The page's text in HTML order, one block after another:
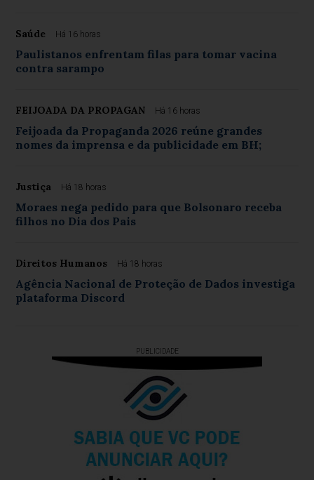
Saúde Há 16 horas
Paulistanos enfrentam filas para tomar vacina
contra sarampo
FEIJOADA DA PROPAGAN Há 16 horas
Feijoada da Propaganda 2026 reúne grandes
nomes da imprensa e da publicidade em BH;
Justiça Há 18 horas
Moraes nega pedido para que Bolsonaro receba
filhos no Dia dos Pais
Direitos Humanos Há 18 horas
Agência Nacional de Proteção de Dados investiga
plataforma Discord
PUBLICIDADE